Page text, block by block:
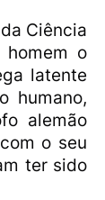
Ciência
homem o
latente
humano,
alemão
o seu
ter sido